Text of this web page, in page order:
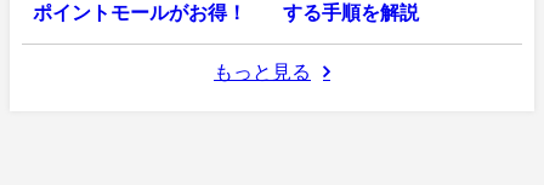
ポイントモールがお得！
する手順を解説
もっと見る